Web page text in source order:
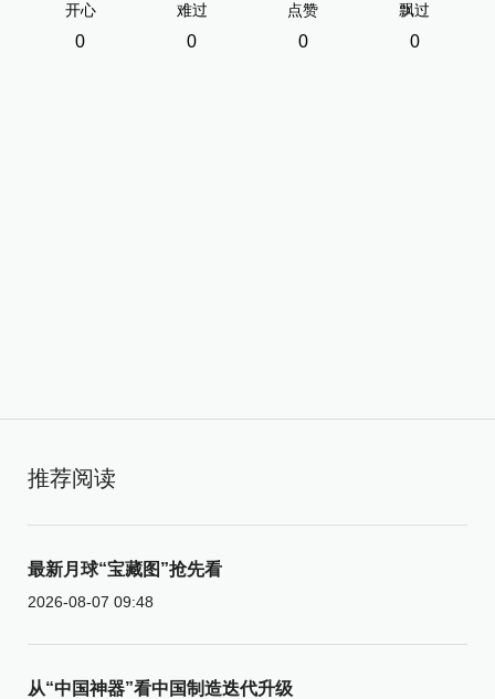
开心
0
难过
0
点赞
0
飘过
0
推荐阅读
最新月球“宝藏图”抢先看
2026-08-07 09:48
从“中国神器”看中国制造迭代升级